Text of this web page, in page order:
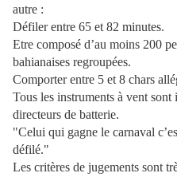
autre :
Défiler entre 65 et 82 minutes.
Etre composé d’au moins 200
bahianaises regroupées.
Comporter entre 5 et 8 chars
Tous les instruments à vent
directeurs de batterie.
"Celui qui gagne le carnaval
défilé."
Les critères de jugements sont